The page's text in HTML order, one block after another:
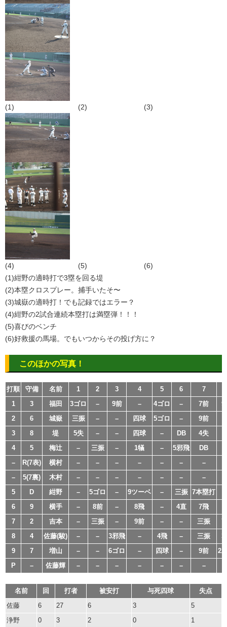
(1) (2) (3)
(4) (5) (6)
(1)紺野の適時打で3塁を回る堤
(2)本塁クロスプレー。捕手いたそ〜
(3)城嶽の適時打！でも記録ではエラー？
(4)紺野の2試合連続本塁打は満塁弾！！！
(5)喜びのベンチ
(6)好救援の馬場。でもいつからその投げ方に？
このほかの写真！
打順 守備 名前 1 2 3 4 5 6 7
1
3 福田 3ゴロ – 9前 – 4ゴロ – 7前
9
2
6 城嶽 三振 – – 四球 5ゴロ – 9前
3
8 堤 5失 – – 四球 – DB 4失
4
5 梅辻 – 三振 – 1犠 – 5邪飛 DB
–
R(7表) 横村 – – – – – – –
–
5(7裏) 木村 – – – – – – –
5
D 紺野 – 5ゴロ – 9ツーベ – 三振 7本塁打
6
9 横手 – 8前 – 8飛 – 4直 7飛
7
2 吉本 – 三振 – 9前 – – 三振
7
8
4 佐藤(駿) – – 3邪飛 – 4飛 – 三振
3
9
7 増山 – – 6ゴロ – 四球 – 9前
2
P
– 佐藤輝 – – – – – – –
名前 回 打者 被安打 与死四球
失点
佐藤
6 27 6 3
5
浄野
0 3 2 0
1